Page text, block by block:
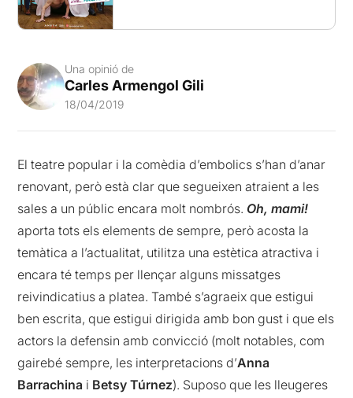
Una opinió de
Carles Armengol Gili
18/04/2019
El teatre popular i la comèdia d’embolics s’han d’anar
renovant, però està clar que segueixen atraient a les
sales a un públic encara molt nombrós. Oh, mami!
aporta tots els elements de sempre, però acosta la
temàtica a l’actualitat, utilitza una estètica atractiva i
encara té temps per llençar alguns missatges
reivindicatius a platea. També s’agraeix que estigui
ben escrita, que estigui dirigida amb bon gust i que els
actors la defensin amb convicció (molt notables, com
gairebé sempre, les interpretacions d’Anna
Barrachina i Betsy Túrnez). Suposo que les lleugeres